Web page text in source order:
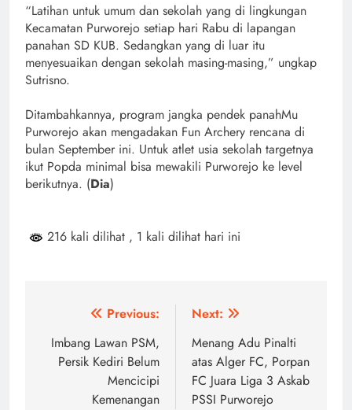
“Latihan untuk umum dan sekolah yang di lingkungan
Kecamatan Purworejo setiap hari Rabu di lapangan
panahan SD KUB. Sedangkan yang di luar itu
menyesuaikan dengan sekolah masing-masing,” ungkap
Sutrisno.
Ditambahkannya, program jangka pendek panahMu
Purworejo akan mengadakan Fun Archery rencana di
bulan September ini. Untuk atlet usia sekolah targetnya
ikut Popda minimal bisa mewakili Purworejo ke level
berikutnya. (Dia)
216 kali dilihat , 1 kali dilihat hari ini
Navigasi
pos
Previous:
Imbang Lawan PSM,
Persik Kediri Belum
Mencicipi
Kemenangan
Next:
Menang Adu Pinalti
atas Alger FC, Porpan
FC Juara Liga 3 Askab
PSSI Purworejo